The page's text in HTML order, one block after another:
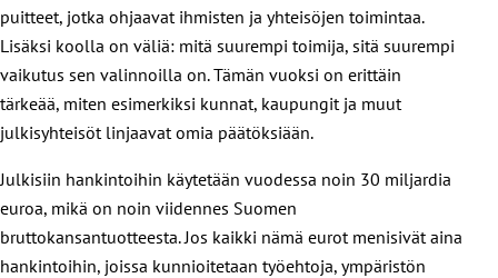
puitteet, jotka ohjaavat ihmisten ja yhteisöjen toimintaa.
Lisäksi koolla on väliä: mitä suurempi toimija, sitä suurempi
vaikutus sen valinnoilla on. Tämän vuoksi on erittäin
tärkeää, miten esimerkiksi kunnat, kaupungit ja muut
julkisyhteisöt linjaavat omia päätöksiään.
Julkisiin hankintoihin käytetään vuodessa noin 30 miljardia
euroa, mikä on noin viidennes Suomen
bruttokansantuotteesta. Jos kaikki nämä eurot menisivät aina
hankintoihin, joissa kunnioitetaan työehtoja, ympäristön